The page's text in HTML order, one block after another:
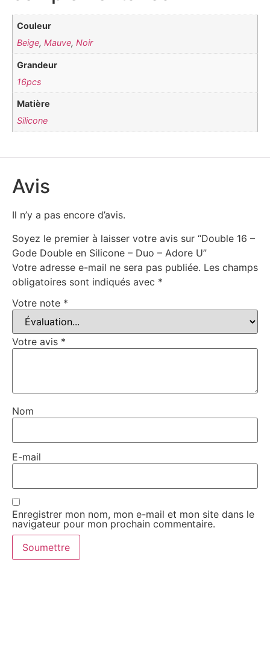
Couleur
Beige,Mauve,Noir
Grandeur
16pcs
Matière
Silicone
Avis
Il n’y a pas encore d’avis.
Soyez le premier à laisser votre avis sur “Double 16 –
Gode Double en Silicone – Duo – Adore U”
Votre adresse e-mail ne sera pas publiée. Les champs
obligatoires sont indiqués avec *
Votre note *
Votre avis *
Nom
E-mail
Enregistrer mon nom, mon e-mail et mon site dans le
navigateur pour mon prochain commentaire.